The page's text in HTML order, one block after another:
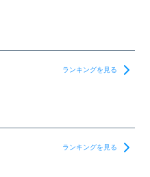
ランキングを見る
ランキングを見る